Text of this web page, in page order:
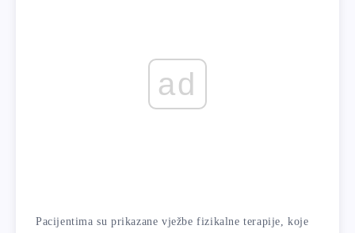
ad
Pacijentima su prikazane vježbe fizikalne terapije, koje